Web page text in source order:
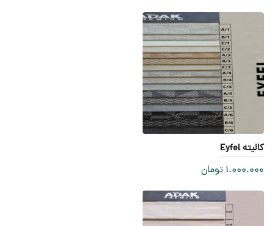
کالیته Eyfel
1.000.000 تومان